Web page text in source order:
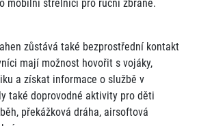
mobilní střelnici pro ruční zbraně.
zůstává také bezprostřední kontakt
mají možnost hovořit s vojáky,
a získat informace o službě v
také doprovodné aktivity pro děti
překážková dráha, airsoftová